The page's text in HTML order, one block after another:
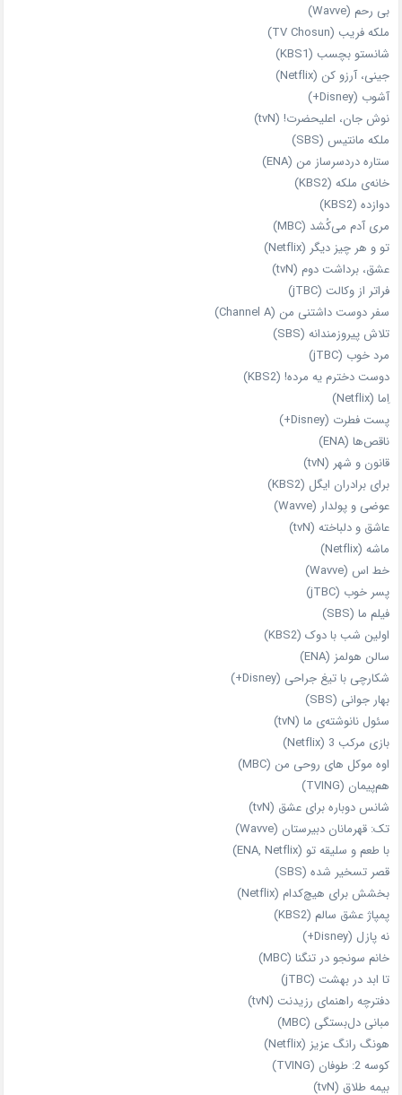
بی‌ رحم (Wavve)
ملکه فریب (TV Chosun)
شانستو بچسب (KBS1)
جینی، آرزو کن (Netflix)
آشوب (Disney+)
نوش جان، اعلیحضرت! (tvN)
ملکه‌ مانتیس (SBS)
ستاره دردسرساز من (ENA)
خانه‌ی ملکه (KBS2)
دوازده (KBS2)
مری آدم می‌کُشد (MBC)
تو و هر چیز دیگر (Netflix)
عشق، برداشت دوم (tvN)
فراتر از وکالت (jTBC)
سفر دوست‌ داشتنی من (Channel A)
تلاش پیروزمندانه (SBS)
مرد خوب (jTBC)
دوست دخترم یه مرده! (KBS2)
اِما (Netflix)
پست فطرت (Disney+)
ناقص‌ها (ENA)
قانون و شهر (tvN)
برای برادران ایگل (KBS2)
عوضی و پولدار (Wavve)
عاشق و دلباخته (tvN)
ماشه (Netflix)
خط اس (Wavve)
پسر خوب (jTBC)
فیلم ما (SBS)
اولین شب با دوک (KBS2)
سالن هولمز (ENA)
شکارچی با تیغ جراحی (Disney+)
بهار جوانی (SBS)
سئول نانوشته‌ی ما (tvN)
بازی مرکب 3 (Netflix)
اوه موکل های روحی من (MBC)
هم‌پیمان (TVING)
شانس دوباره برای عشق (tvN)
تک: قهرمانان دبیرستان (Wavve)
با طعم و سلیقه تو (ENA, Netflix)
قصر تسخیر شده (SBS)
بخشش برای هیچ‌کدام (Netflix)
پمپاژ عشق سالم (KBS2)
نه پازل (Disney+)
خانم سونجو در تنگنا (MBC)
تا ابد در بهشت (jTBC)
دفترچه راهنمای رزیدنت (tvN)
مبانی دل‌بستگی (MBC)
هونگ رانگ عزیز (Netflix)
کوسه 2: طوفان (TVING)
بیمه طلاق (tvN)